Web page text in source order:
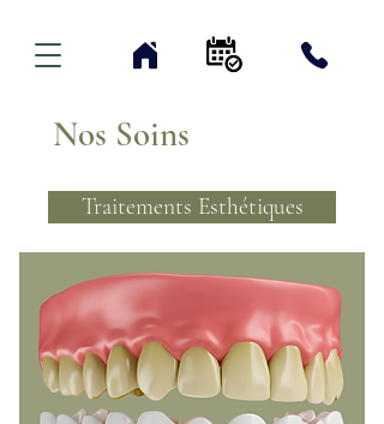
Nos Soins
Traitements Esthétiques